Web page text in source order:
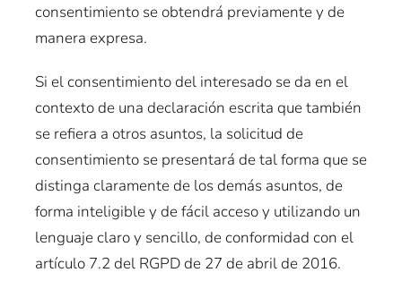
consentimiento se obtendrá previamente y de
manera expresa.
Si el consentimiento del interesado se da en el
contexto de una declaración escrita que también
se refiera a otros asuntos, la solicitud de
consentimiento se presentará de tal forma que se
distinga claramente de los demás asuntos, de
forma inteligible y de fácil acceso y utilizando un
lenguaje claro y sencillo, de conformidad con el
artículo 7.2 del RGPD de 27 de abril de 2016.